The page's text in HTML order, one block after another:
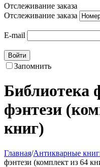
Отслеживание заказа
Отслеживание заказа
E-mail
Войти
Запомнить
Библиотека
фэнтези
книг)
Главная/Антикварные
фэнтези (комплект из 64